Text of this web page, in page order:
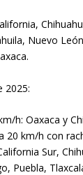
Nuevo
2025:
h: Oaxaca y
km/h con
Sur,
Puebla,